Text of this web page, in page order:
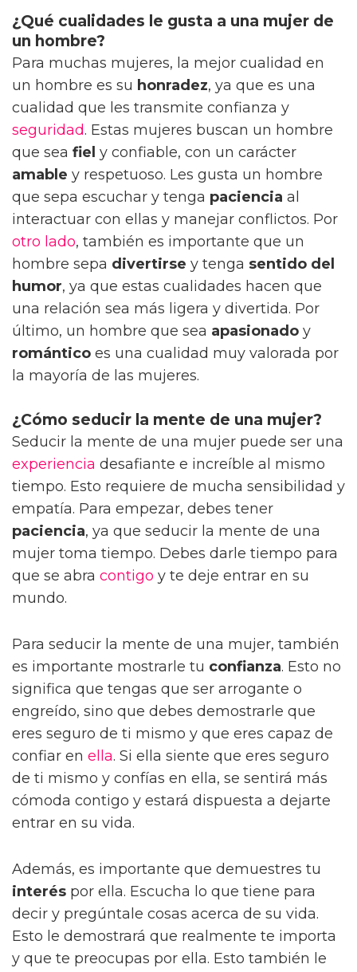
¿Qué cualidades le gusta a una mujer de
un hombre?
Para muchas mujeres, la mejor cualidad en
un hombre es su honradez, ya que es una
cualidad que les transmite confianza y
seguridad. Estas mujeres buscan un hombre
que sea fiel y confiable, con un carácter
amable y respetuoso. Les gusta un hombre
que sepa escuchar y tenga paciencia al
interactuar con ellas y manejar conflictos. Por
otro lado, también es importante que un
hombre sepa divertirse y tenga sentido del
humor, ya que estas cualidades hacen que
una relación sea más ligera y divertida. Por
último, un hombre que sea apasionado y
romántico es una cualidad muy valorada por
la mayoría de las mujeres.
¿Cómo seducir la mente de una mujer?
Seducir la mente de una mujer puede ser una
experiencia desafiante e increíble al mismo
tiempo. Esto requiere de mucha sensibilidad y
empatía. Para empezar, debes tener
paciencia, ya que seducir la mente de una
mujer toma tiempo. Debes darle tiempo para
que se abra contigo y te deje entrar en su
mundo.
Para seducir la mente de una mujer, también
es importante mostrarle tu confianza. Esto no
significa que tengas que ser arrogante o
engreído, sino que debes demostrarle que
eres seguro de ti mismo y que eres capaz de
confiar en ella. Si ella siente que eres seguro
de ti mismo y confías en ella, se sentirá más
cómoda contigo y estará dispuesta a dejarte
entrar en su vida.
Además, es importante que demuestres tu
interés por ella. Escucha lo que tiene para
decir y pregúntale cosas acerca de su vida.
Esto le demostrará que realmente te importa
y que te preocupas por ella. Esto también le